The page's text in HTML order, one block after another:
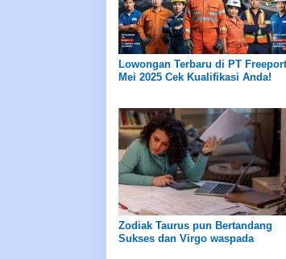
Lowongan Terbaru di PT Freeport
Mei 2025 Cek Kualifikasi Anda!
Zodiak Taurus pun Bertandang
Sukses dan Virgo waspada